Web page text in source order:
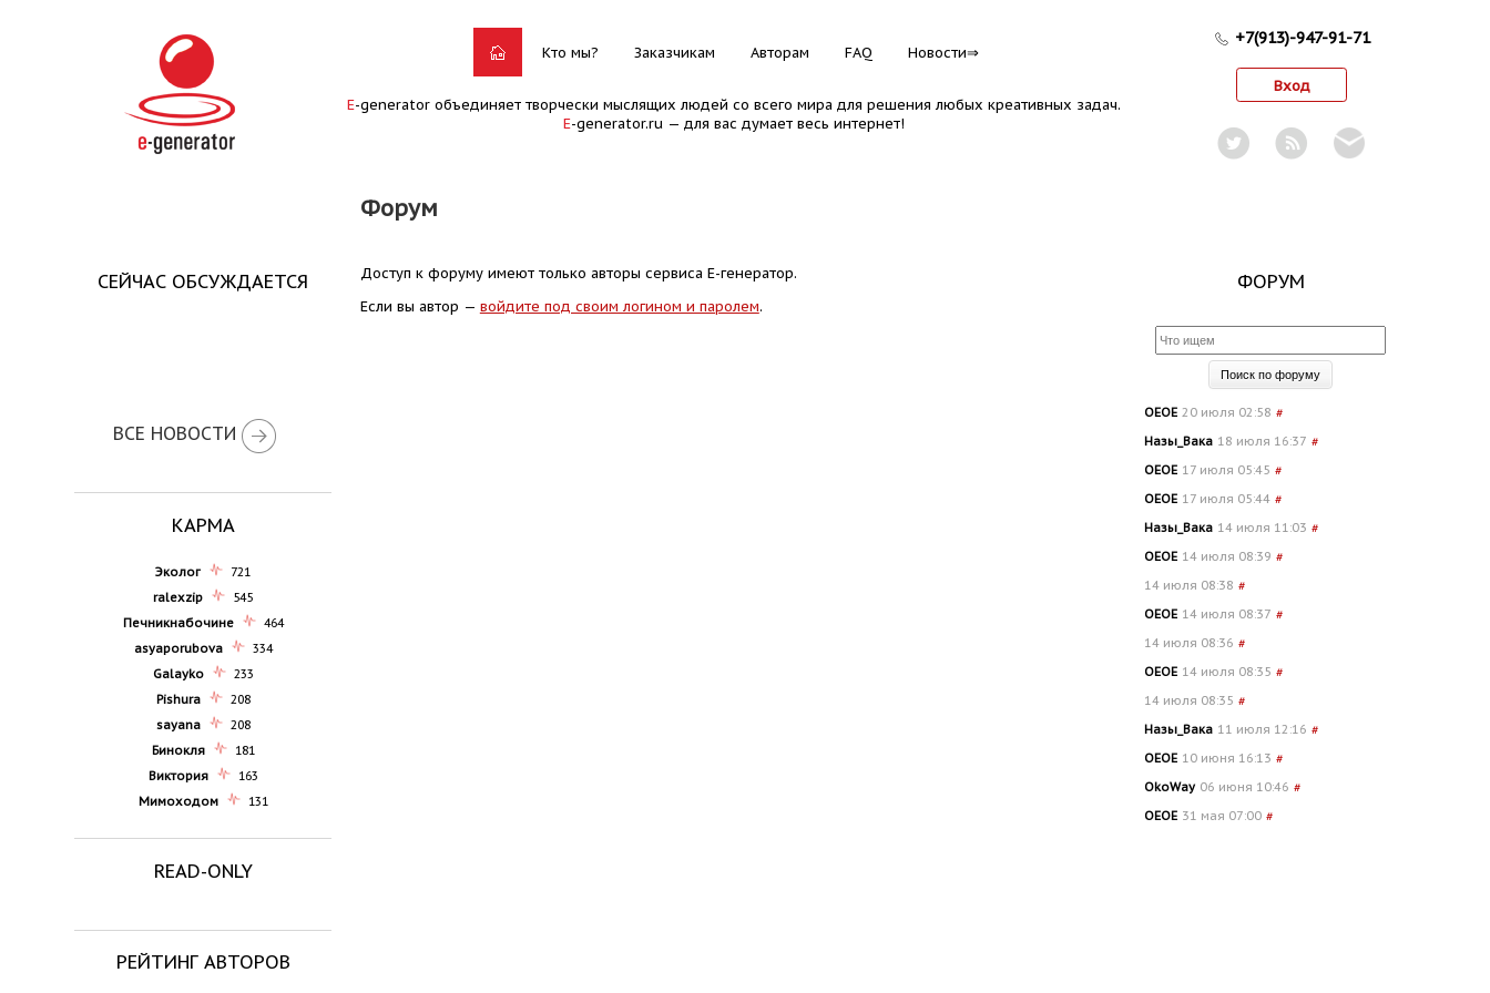
Кто мы? Заказчикам Авторам FAQ Новости
E-generator объединяет творчески мыслящих людей со всего мира для решения любых креативных задач.
E-generator.ru — для вас думает весь интернет!
+7(913)-947-91-71
Вход
Форум
СЕЙЧАС ОБСУЖДАЕТСЯ
ВСЕ НОВОСТИ
КАРМА
Эколог
721
ralexzip
545
Печникнабочине
464
asyaporubova
334
Galayko
233
Pishura
208
sayana
208
Бинокля
181
Виктория
163
Мимоходом
131
READ-ONLY
РЕЙТИНГ АВТОРОВ
Доступ к форуму имеют только авторы сервиса Е-генератор.
Если вы автор — войдите под своим логином и паролем.
ФОРУМ
OEOE 20 июля 02:58 #
Назы_Вака 18 июля 16:37 #
OEOE 17 июля 05:45 #
OEOE 17 июля 05:44 #
Назы_Вака 14 июля 11:03 #
OEOE 14 июля 08:39 #
14 июля 08:38 #
OEOE 14 июля 08:37 #
14 июля 08:36 #
OEOE 14 июля 08:35 #
14 июля 08:35 #
Назы_Вака 11 июля 12:16 #
OEOE 10 июня 16:13 #
OkoWay 06 июня 10:46 #
OEOE 31 мая 07:00 #